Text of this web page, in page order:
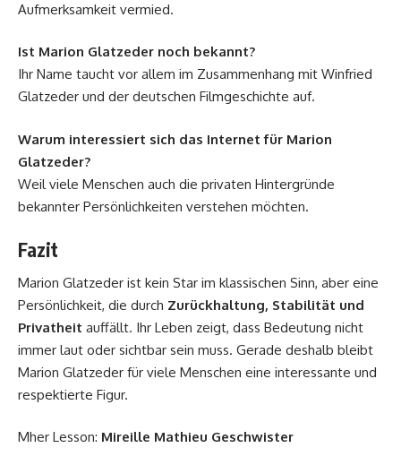
Aufmerksamkeit vermied.
Ist Marion Glatzeder noch bekannt?
Ihr Name taucht vor allem im Zusammenhang mit Winfried
Glatzeder und der deutschen Filmgeschichte auf.
Warum interessiert sich das Internet für Marion
Glatzeder?
Weil viele Menschen auch die privaten Hintergründe
bekannter Persönlichkeiten verstehen möchten.
Fazit
Marion Glatzeder ist kein Star im klassischen Sinn, aber eine
Persönlichkeit, die durch Zurückhaltung, Stabilität und
Privatheit auffällt. Ihr Leben zeigt, dass Bedeutung nicht
immer laut oder sichtbar sein muss. Gerade deshalb bleibt
Marion Glatzeder für viele Menschen eine interessante und
respektierte Figur.
Mher Lesson: Mireille Mathieu Geschwister